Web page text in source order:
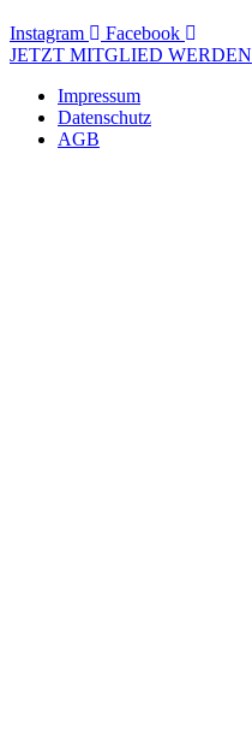
Instagram
Facebook
JETZT MITGLIED WERDEN
Impressum
Datenschutz
AGB